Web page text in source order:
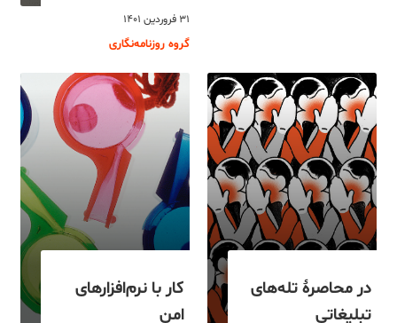
۳۱ فروردین ۱۴۰۱
گروه روزنامه‌نگاری
در محاصرۀ تله‌های
تبلیغاتی
کار با نرم‌افزارهای
امن